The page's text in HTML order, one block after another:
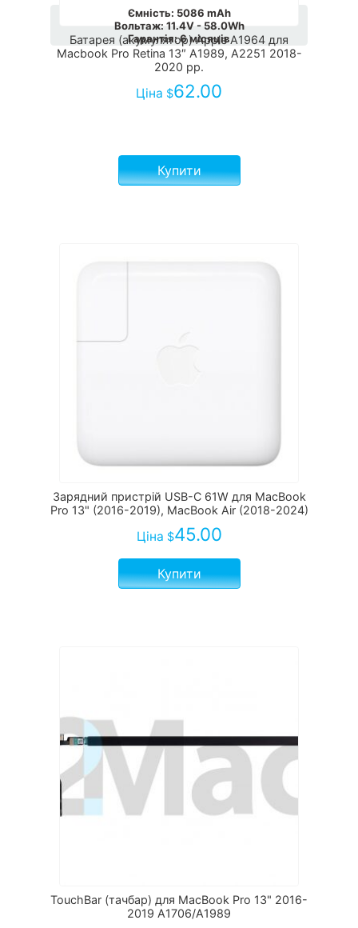
Батарея (акумулятор) Apple A1964 для
Macbook Pro Retina 13″ А1989, А2251 2018-
2020 рр.
Ціна $62.00
Ємність: 5086 mAh
Вольтаж: 11.4V - 58.0Wh
Гарантія:6 місяців
Купити
Зарядний пристрій USB-C 61W для MacBook
Pro 13" (2016-2019), MacBook Air (2018-2024)
Ціна $45.00
Купити
TouchBar (тачбар) для MacBook Pro 13" 2016-
2019 А1706/A1989